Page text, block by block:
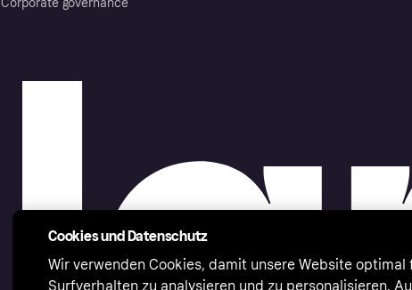
Corporate governance
Cookies und Datenschutz
Wir verwenden Cookies, damit unsere Website
Surfverhalten zu analysieren und zu personalisieren.